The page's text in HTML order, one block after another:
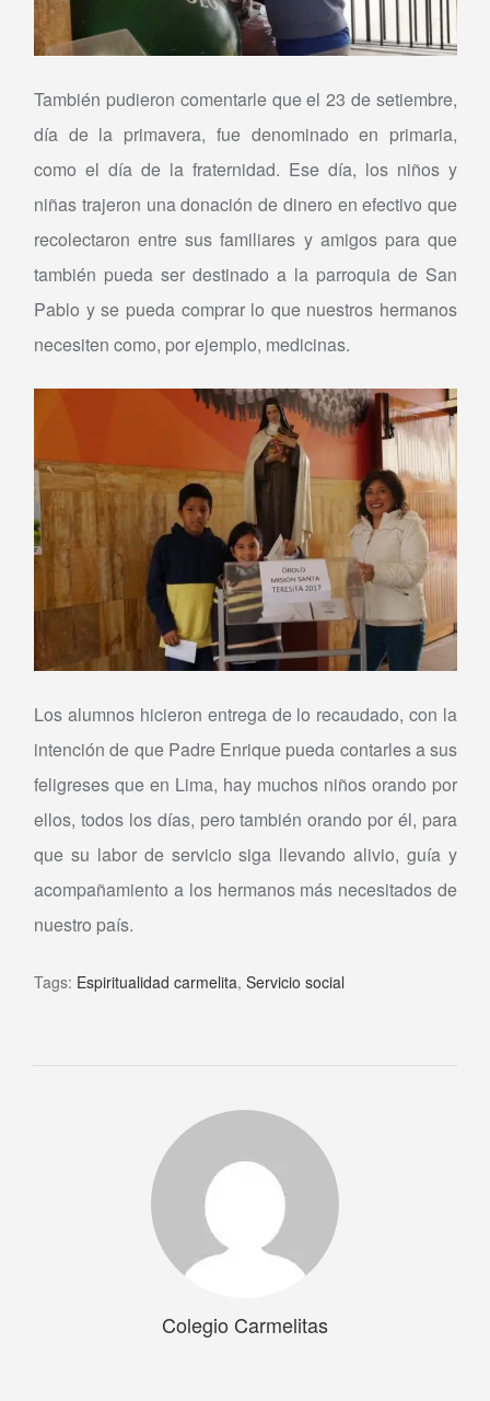
También pudieron comentarle que el 23 de setiembre,
día de la primavera, fue denominado en primaria,
como el día de la fraternidad. Ese día, los niños y
niñas trajeron una donación de dinero en efectivo que
recolectaron entre sus familiares y amigos para que
también pueda ser destinado a la parroquia de San
Pablo y se pueda comprar lo que nuestros hermanos
necesiten como, por ejemplo, medicinas.
Los alumnos hicieron entrega de lo recaudado, con la
intención de que Padre Enrique pueda contarles a sus
feligreses que en Lima, hay muchos niños orando por
ellos, todos los días, pero también orando por él, para
que su labor de servicio siga llevando alivio, guía y
acompañamiento a los hermanos más necesitados de
nuestro país.
Tags: Espiritualidad carmelita, Servicio social
Colegio Carmelitas